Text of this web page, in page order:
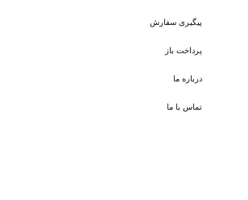
پیگیری سفارش
پرداخت باز
درباره ما
تماس با ما